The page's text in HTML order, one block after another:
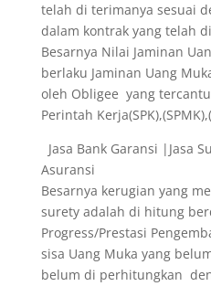
telah di terimanya sesuai
dalam kontrak yang telah
Besarnya Nilai Jaminan
berlaku Jaminan Uang
oleh Obligee yang
Perintah
Jasa Bank Garansi |Jasa
Asuransi
Besarnya kerugian yang
surety adalah di hitung
Progress/Prestasi
sisa Uang Muka yang
belum di perhitungkan